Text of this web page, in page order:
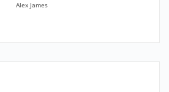
Alex James